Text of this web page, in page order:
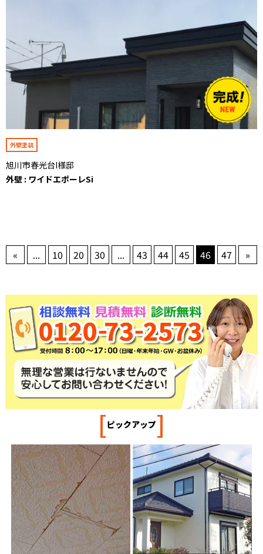
外壁塗装
旭川市春光台I様邸
外壁 : ワイドエポーレSi
« ... 10 20 30 ... 43 44 45 46 47 »
[ピックアップ]